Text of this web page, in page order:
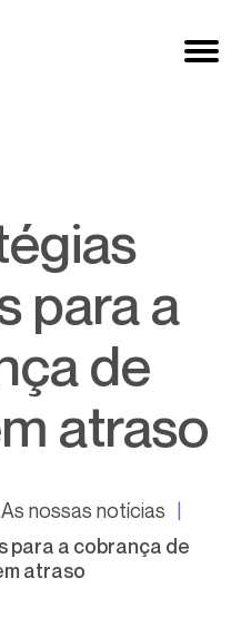
para a
de
atraso
As nossas notícias
para a cobrança de
atraso